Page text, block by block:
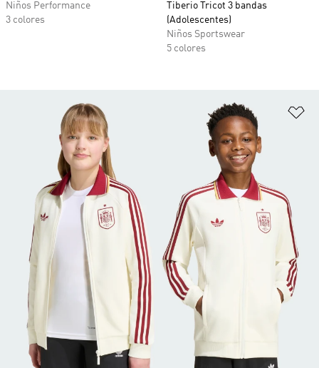
Niños Performance
3 colores
Tiberio Tricot 3 bandas
(Adolescentes)
Niños Sportswear
5 colores